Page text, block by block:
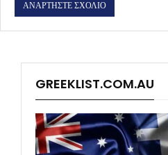
GREEKLIST.COM.AU